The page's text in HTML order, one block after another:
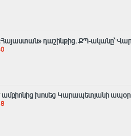
«Հայաստան» դաշինքից. ՔՊ-ականը՝
խոսեց Կարապետյանի